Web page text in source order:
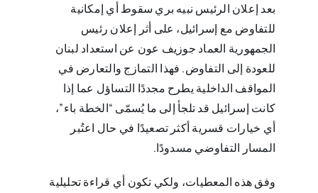
بعد إعلان الرئيس نبيه بري سقوط أي إمكانية
للتفاوض مع إسرائيل، على أثر إعلان رئيس
الجمهورية العماد جوزيف عون عن استعداد لبنان
للعودة إلى التفاوض. فهذا التمازج والتعارض في
المواقف الداخلية يطرح مجددًا التساؤل عما إذا
كانت إسرائيل قد تلجأ إلى ما يُسمّى “الخطة باء”،
أي خيارات قسرية أكثر تصعيدًا في حال اعتُبر
المسار التفاوضي مسدودًا.
وفق هذه المعطيات، ولكي تكون أي قراءة تحليلية